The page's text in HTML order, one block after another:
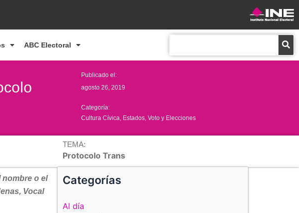
ABC Electoral
Publicado el:
agosto 26, 2019
Categoría:
Cultura Cívica Estados ,Voto y Elecciones
TEMA:
Protocolo Trans
nombre o el
Vocal
Categorías
Al día